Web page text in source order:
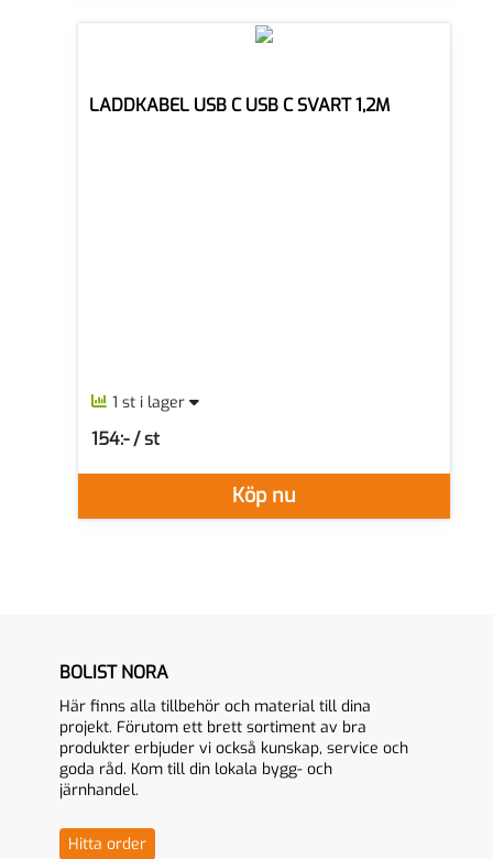
LADDKABEL USB C USB C SVART 1,2M
1 st i lager
Köp nu
154:- / st
SEK per ST
BOLIST NORA
Här finns alla tillbehör och material till dina
projekt. Förutom ett brett sortiment av bra
produkter erbjuder vi också kunskap, service och
goda råd. Kom till din lokala bygg- och
järnhandel.
Hitta order